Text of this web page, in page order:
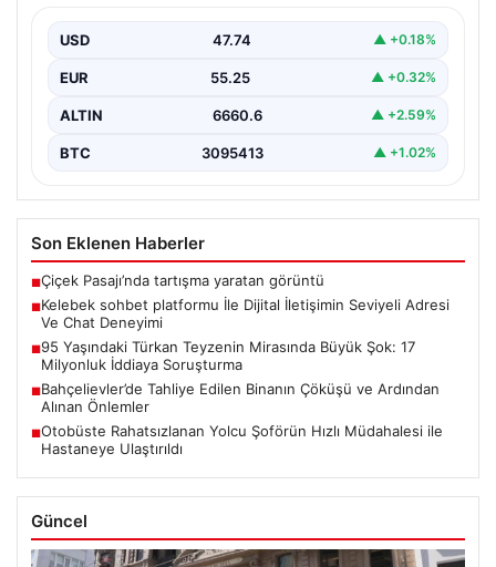
İnternet dünyasında insanların kaliteli bir biçimde irtibat
Günümüzde pek…
USD 47.74 ▲ +0.18%
EUR 55.25 ▲ +0.32%
ALTIN 6660.6 ▲ +2.59%
BTC 3095413 ▲ +1.02%
Son Eklenen Haberler
■Çiçek Pasajı’nda tartışma yaratan görüntü
■Kelebek sohbet platformu İle Dijital İletişimin Seviyeli Adresi
Ve Chat Deneyimi
■95 Yaşındaki Türkan Teyzenin Mirasında Büyük Şok: 17
Milyonluk İddiaya Soruşturma
■Bahçelievler’de Tahliye Edilen Binanın Çöküşü ve Ardından
Alınan Önlemler
■Otobüste Rahatsızlanan Yolcu Şoförün Hızlı Müdahalesi ile
Hastaneye Ulaştırıldı
Güncel